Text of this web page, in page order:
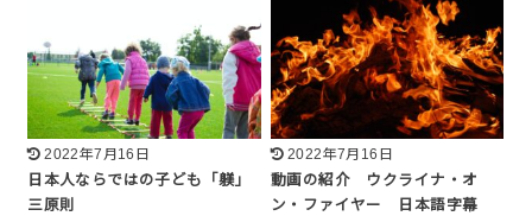
2022年7月16日
日本人ならではの子ども「躾」
三原則
2022年7月16日
動画の紹介 ウクライナ・オ
ン・ファイヤー 日本語字幕